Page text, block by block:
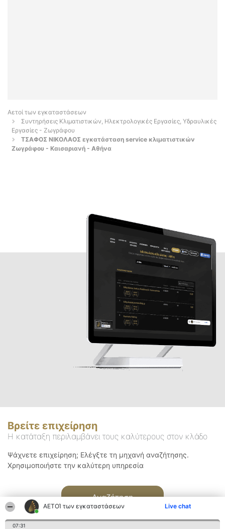
ΑΕΤΟΊ των εγκαταστάσεων Live chat
07:31
Αετοί των εγκαταστάσεων
Συντηρήσεις Κλιματιστικών, Ηλεκτρολογικές Εργασίες, Υδραυλικές
Εργασίες - Ζωγράφου
ΤΣΑΦΟΣ ΝΙΚΟΛΑΟΣ εγκατάσταση service κλιματιστικών
Ζωγράφου - Καισαριανή - Αθήνα
Βρείτε επιχείρηση
Η κατάταξη περιλαμβάνει τους καλύτερους στον κλάδο
Ψάχνετε επιχείρηση; Ελέγξτε τη μηχανή αναζήτησης.
Χρησιμοποιήστε την καλύτερη υπηρεσία
Αναζήτηση